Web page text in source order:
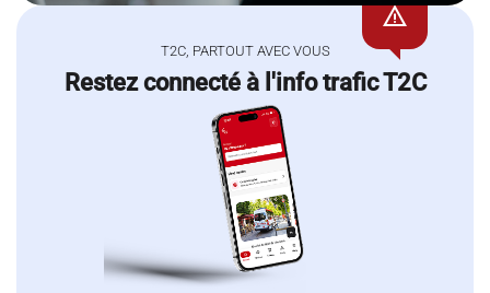
T2C, PARTOUT AVEC VOUS
Restez connecté à l'info trafic T2C
warning